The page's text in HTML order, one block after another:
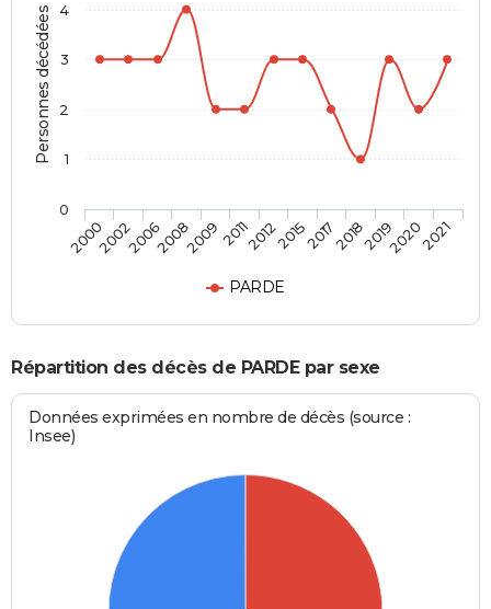
Personnes décédées
PARDE
2000200220062008200920112012201520172018201920202021
0
1
2
3
4
Répartition des décès de PARDE par sexe
Données exprimées en nombre de décès (source :
Insee)